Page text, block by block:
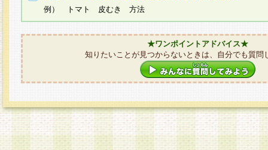
例） トマト 皮むき 方法
★ワンポイントアドバイス★
知りたいことが見つからないときは、自分でも質問